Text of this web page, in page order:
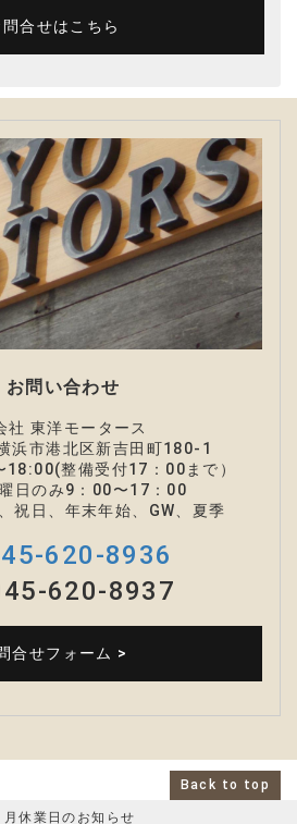
問合せはこちら
お問い合わせ
社 東洋モータース
浜市港北区新吉田町180-1
18:00(整備受付17：00まで）
み9：00〜17：00
祝日、年末年始、GW、夏季
620-8936
620-8937
合せフォーム >
Back to top
月休業日のお知らせ